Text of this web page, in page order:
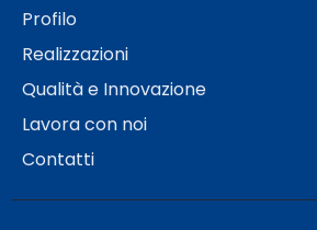
Profilo
Realizzazioni
Qualità e Innovazione
Lavora con noi
Contatti